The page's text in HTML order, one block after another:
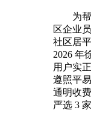
为帮
区企业
社区居
2026 年
用户实
遵照平
通明收
严选 3